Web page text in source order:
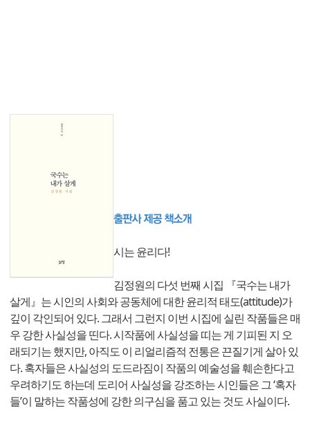
시는 윤리다!
김정원의 다섯 번째 시집 『국수는 내가
살게』는 시인의 사회와 공동체에 대한 윤리적 태도(attitude)가
깊이 각인되어 있다. 그래서 그런지 이번 시집에 실린 작품들은 매
우 강한 사실성을 띤다. 시작품에 사실성을 띠는 게 기피된 지 오
래되기는 했지만, 아직도 이 리얼리즘적 전통은 끈질기게 살아 있
다. 혹자들은 사실성의 도드라짐이 작품의 예술성을 훼손한다고
우려하기도 하는데 도리어 사실성을 강조하는 시인들은 그 ‘혹자
들’이 말하는 작품성에 강한 의구심을 품고 있는 것도 사실이다.